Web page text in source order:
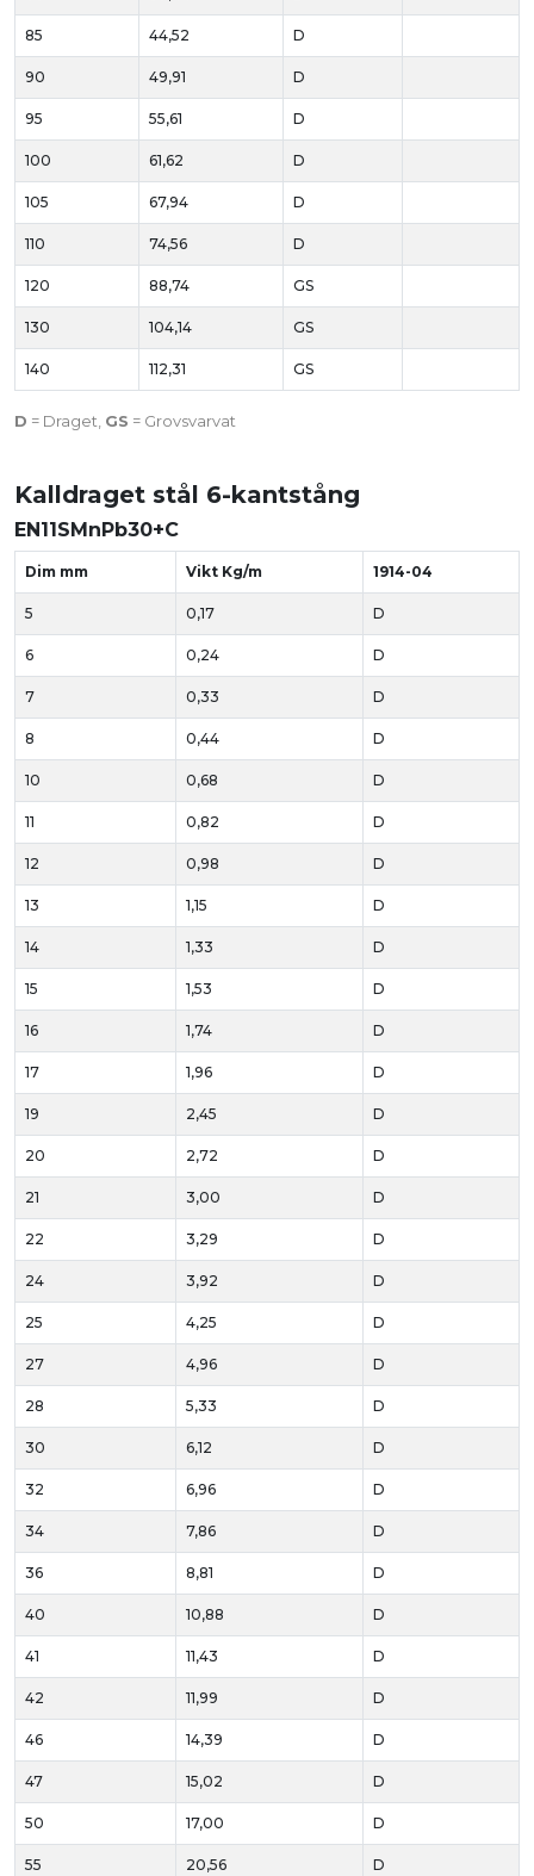
85 44,52 D
90 49,91 D
95 55,61 D
100 61,62 D
105 67,94 D
110 74,56 D
120 88,74 GS
130 104,14 GS
140 112,31 GS
D = Draget, GS = Grovsvarvat
Kalldraget stål 6-kantstång
EN11SMnPb30+C
Dim mm Vikt Kg/m 1914-04
5 0,17 D
6 0,24 D
7 0,33 D
8 0,44 D
10 0,68 D
11 0,82 D
12 0,98 D
13 1,15 D
14 1,33 D
15 1,53 D
16 1,74 D
17 1,96 D
19 2,45 D
20 2,72 D
21 3,00 D
22 3,29 D
24 3,92 D
25 4,25 D
27 4,96 D
28 5,33 D
30 6,12 D
32 6,96 D
34 7,86 D
36 8,81 D
40 10,88 D
41 11,43 D
42 11,99 D
46 14,39 D
47 15,02 D
50 17,00 D
55 20,56 D